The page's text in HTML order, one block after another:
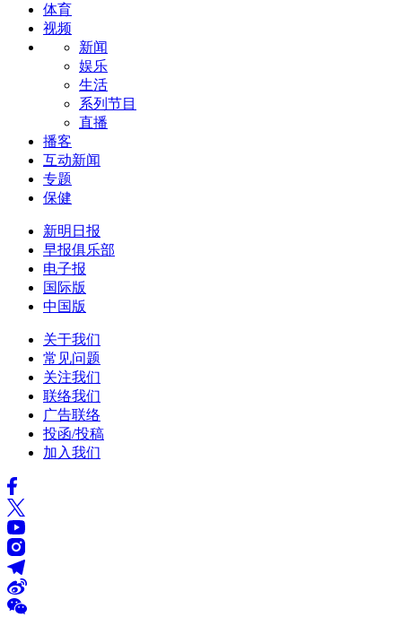
体育
视频
新闻
娱乐
生活
系列节目
直播
播客
互动新闻
专题
保健
新明日报
早报俱乐部
电子报
国际版
中国版
关于我们
常见问题
关注我们
联络我们
广告联络
投函/投稿
加入我们